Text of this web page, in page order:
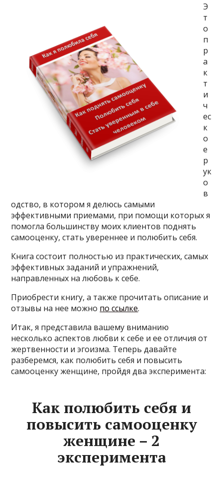
Э
т
о
п
р
а
к
т
и
ч
ес
к
о
е
р
ук
о
в
одство, в котором я делюсь самыми
эффективными приемами, при помощи которых я
помогла большинству моих клиентов поднять
самооценку, стать увереннее и полюбить себя.
Книга состоит полностью из практических, самых
эффективных заданий и упражнений,
направленных на любовь к себе.
Приобрести книгу, а также прочитать описание и
отзывы на нее можно по ссылке.
Итак, я представила вашему вниманию
несколько аспектов любви к себе и ее отличия от
жертвенности и эгоизма. Теперь давайте
разберемся, как полюбить себя и повысить
самооценку женщине, пройдя два эксперимента:
Как полюбить себя и
повысить самооценку
женщине – 2
эксперимента